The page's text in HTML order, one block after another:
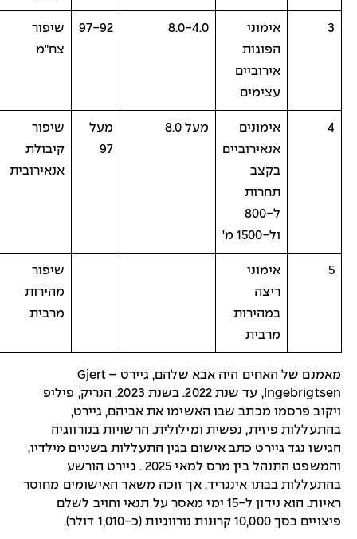
3
אימוני
הפוגות
אירוביים
עצימים
8.0-4.0
97-92
שיפור
צח"מ
4
אימונים
אנאירוביים
בקצב
תחרות
ל-800
ול-1500 מ'
מעל 8.0
מעל
97
שיפור
קיבולת
אנאירובית
5
אימוני
ריצה
במהירות
מרבית
שיפור
מהירות
מרבית
מאמנם של האחים היה אבא שלהם, גיירט – Gjert
Ingebrigtsen, עד שנת 2022. בשנת 2023, הנריק, פיליפ
ויקוב פרסמו מכתב שבו האשימו את אביהם, גיירט,
בהתעללות פיזית, נפשית ומילולית. הרשויות בנורווגיה
הגישו נגד גיירט כתב אישום בגין התעללות בשניים מילדיו,
והמשפט התנהל בין מרס למאי 2025 . גיירט הורשע
בהתעללות בבתו אינגריד, אך זוכה משאר האישומים מחוסר
ראיות. הוא נידון ל-15 ימי מאסר על תנאי וחויב לשלם
פיצויים בסך 10,000 קרונות נורווגיות (כ-1,010 דולר).